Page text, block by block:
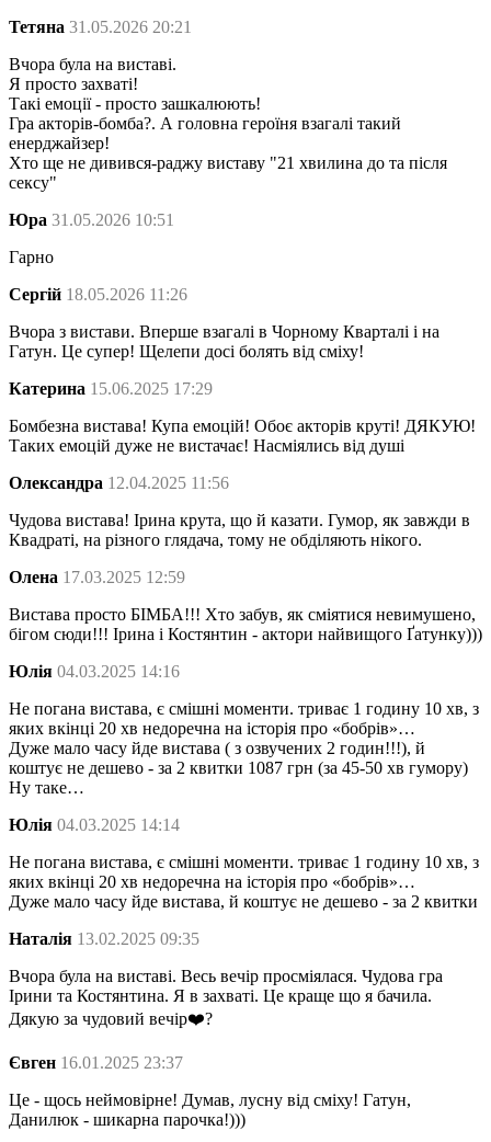
Тетяна 31.05.2026 20:21
Вчора була на виставі.
Я просто захваті!
Такі емоції - просто зашкалюють!
Гра акторів-бомба?. А головна героїня взагалі такий
енерджайзер!
Хто ще не дивився-раджу виставу "21 хвилина до та після
сексу"
Юра 31.05.2026 10:51
Гарно
Сергій 18.05.2026 11:26
Вчора з вистави. Вперше взагалі в Чорному Кварталі і на
Гатун. Це супер! Щелепи досі болять від сміху!
Катерина 15.06.2025 17:29
Бомбезна вистава! Купа емоцій! Обоє акторів круті! ДЯКУЮ!
Таких емоцій дуже не вистачає! Насміялись від душі
Олександра 12.04.2025 11:56
Чудова вистава! Ірина крута, що й казати. Гумор, як завжди в
Квадраті, на різного глядача, тому не обділяють нікого.
Олена 17.03.2025 12:59
Вистава просто БІМБА!!! Хто забув, як сміятися невимушено,
бігом сюди!!! Ірина і Костянтин - актори найвищого Ґатунку)))
Юлія 04.03.2025 14:16
Не погана вистава, є смішні моменти. триває 1 годину 10 хв, з
яких вкінці 20 хв недоречна на історія про «бобрів»…
Дуже мало часу йде вистава ( з озвучених 2 годин!!!), й
коштує не дешево - за 2 квитки 1087 грн (за 45-50 хв гумору)
Ну таке…
Юлія 04.03.2025 14:14
Не погана вистава, є смішні моменти. триває 1 годину 10 хв, з
яких вкінці 20 хв недоречна на історія про «бобрів»…
Дуже мало часу йде вистава, й коштує не дешево - за 2 квитки
Наталія 13.02.2025 09:35
Вчора була на виставі. Весь вечір просміялася. Чудова гра
Ірини та Костянтина. Я в захваті. Це краще що я бачила.
Дякую за чудовий вечір❤️?
Євген 16.01.2025 23:37
Це - щось неймовірне! Думав, лусну від сміху! Гатун,
Данилюк - шикарна парочка!)))